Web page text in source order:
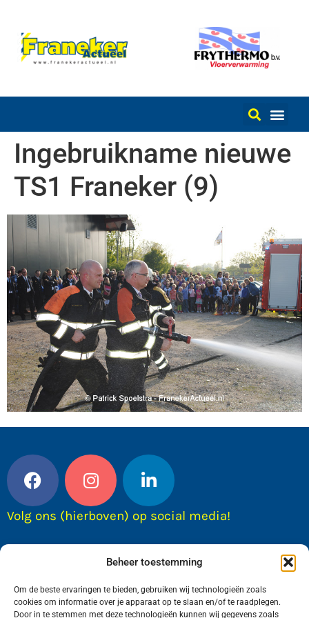
Beheer toestemming
Om de beste ervaringen te bieden, gebruiken wij technologieën zoals
cookies om informatie over je apparaat op te slaan en/of te raadplegen.
Door in te stemmen met deze technologieën kunnen wij gegevens zoals
Ingebruikname nieuwe
TS1 Franeker (9)
Volg ons (hierboven) op social media!